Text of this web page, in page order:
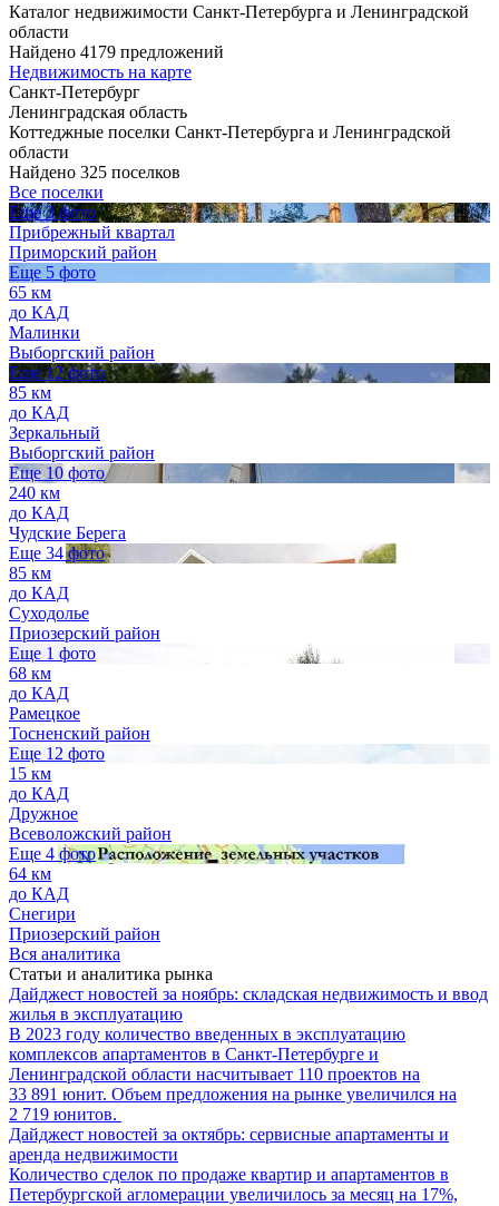
Каталог недвижимости Санкт-Петербурга и Ленинградской
области
Найдено 4179 предложений
Недвижимость на карте
Санкт-Петербург
Ленинградская область
Коттеджные поселки Санкт-Петербурга и Ленинградской
области
Найдено 325 поселков
Все поселки
Еще 3 фото
Прибрежный квартал
Приморский район
Еще 5 фото
65 км
до КАД
Малинки
Выборгский район
Еще 12 фото
85 км
до КАД
Зеркальный
Выборгский район
Еще 10 фото
240 км
до КАД
Чудские Берега
Еще 34 фото
85 км
до КАД
Суходолье
Приозерский район
Еще 1 фото
68 км
до КАД
Рамецкое
Тосненский район
Еще 12 фото
15 км
до КАД
Дружное
Всеволожский район
Еще 4 фото
64 км
до КАД
Снегири
Приозерский район
Вся аналитика
Статьи и аналитика рынка
Дайджест новостей за ноябрь: складская недвижимость и ввод
жилья в эксплуатацию
В 2023 году количество введенных в эксплуатацию
комплексов апартаментов в Санкт-Петербурге и
Ленинградской области насчитывает 110 проектов на
33 891 юнит. Объем предложения на рынке увеличился на
2 719 юнитов.
Дайджест новостей за октябрь: сервисные апартаменты и
аренда недвижимости
Количество сделок по продаже квартир и апартаментов в
Петербургской агломерации увеличилось за месяц на 17%,